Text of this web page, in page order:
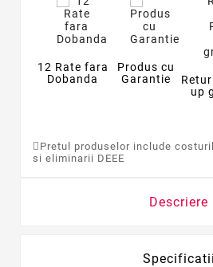
12 Rate fara
Dobanda
Produs cu
Garantie
up
Pretul produselor include
si eliminarii DEEE
Descriere
Specificatii